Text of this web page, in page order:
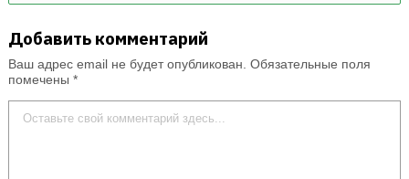
Добавить комментарий
Ваш адрес email не будет опубликован. Обязательные поля
помечены *